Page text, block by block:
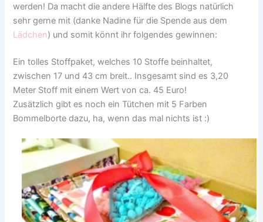
werden! Da macht die andere Hälfte des Blogs natürlich
sehr gerne mit (danke Nadine für die Spende aus dem
Lädchen) und somit könnt ihr folgendes gewinnen:
Ein tolles Stoffpaket, welches 10 Stoffe beinhaltet,
zwischen 17 und 43 cm breit.. Insgesamt sind es 3,20
Meter Stoff mit einem Wert von ca. 45 Euro!
Zusätzlich gibt es noch ein Tütchen mit 5 Farben
Bommelborte dazu, ha, wenn das mal nichts ist :)